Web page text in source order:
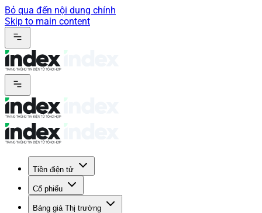
Bỏ qua đến nội dung chính
Skip to main content
Tiền điện tử
Cổ phiếu
Bảng giá Thị trường